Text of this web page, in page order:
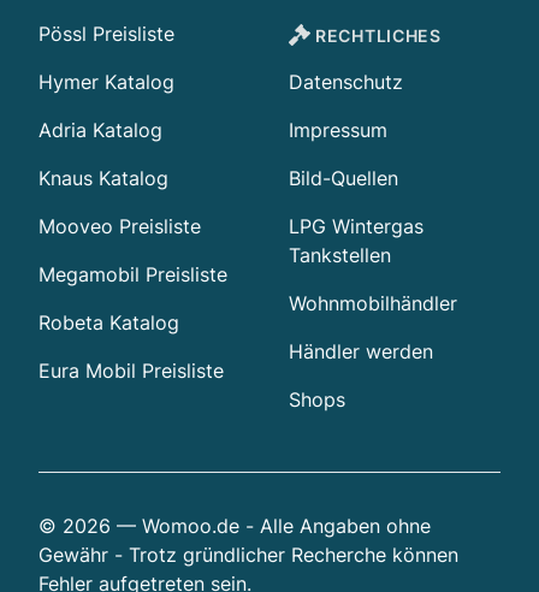
Pössl Preisliste
Hymer Katalog
Adria Katalog
Knaus Katalog
Mooveo Preisliste
Megamobil Preisliste
Robeta Katalog
Eura Mobil Preisliste
RECHTLICHES
Datenschutz
Impressum
Bild-Quellen
LPG Wintergas
Tankstellen
Wohnmobilhändler
Händler werden
Shops
© 2026 — Womoo.de - Alle Angaben ohne
Gewähr - Trotz gründlicher Recherche können
Fehler aufgetreten sein.